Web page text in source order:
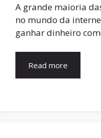
A grande maioria
no mundo da
ganhar dinheiro
Read more